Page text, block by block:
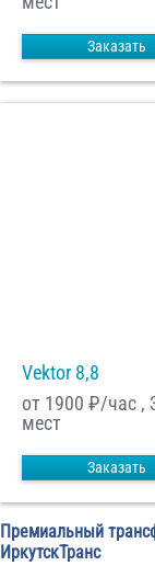
Заказать
Vektor 8,8
от 1900 ₽/час ,
мест
Заказать
Премиальный
ИркутскТранс